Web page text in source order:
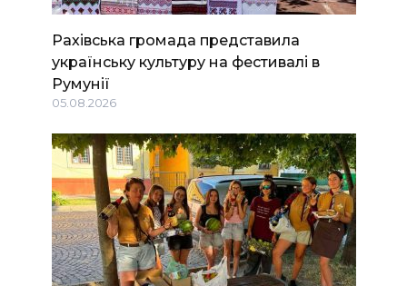
Рахівська громада представила
українську культуру на фестивалі в
Румунії
05.08.2026